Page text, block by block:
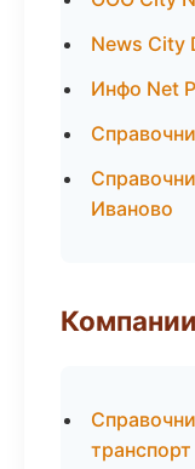
News
Инфо Net
Иваново
транспорт